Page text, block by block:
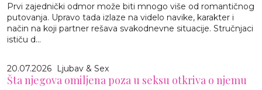
Prvi zajednički odmor može biti mnogo više od romantičnog
putovanja. Upravo tada izlaze na videlo navike, karakter i
način na koji partner rešava svakodnevne situacije. Stručnjaci
ističu d...
20.07.2026 Ljubav & Sex
Šta njegova omiljena poza u seksu otkriva o njemu